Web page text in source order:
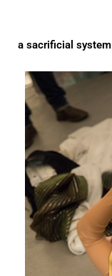
a sacrificial